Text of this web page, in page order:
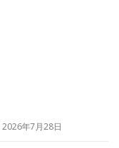
2026年7月28日